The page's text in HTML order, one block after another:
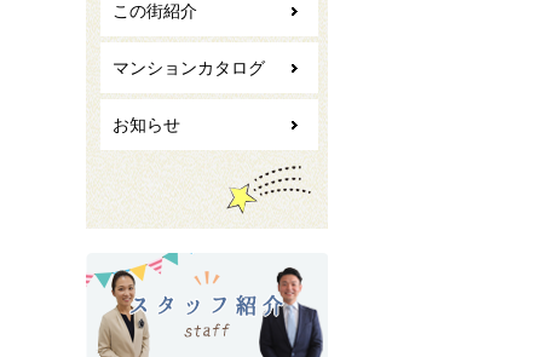
この街紹介
マンションカタログ
お知らせ